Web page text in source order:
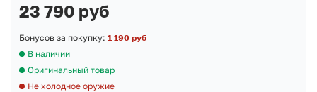
23 790 руб
Бонусов за покупку: 1 190 руб
В наличии
Оригинальный товар
Не холодное оружие